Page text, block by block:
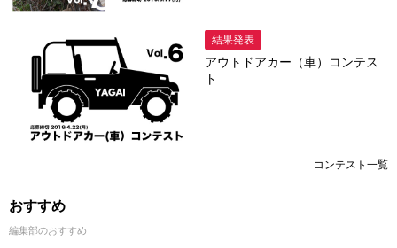
結果発表
アウトドアカー（車）コンテス
ト
コンテスト一覧
おすすめ
編集部のおすすめ